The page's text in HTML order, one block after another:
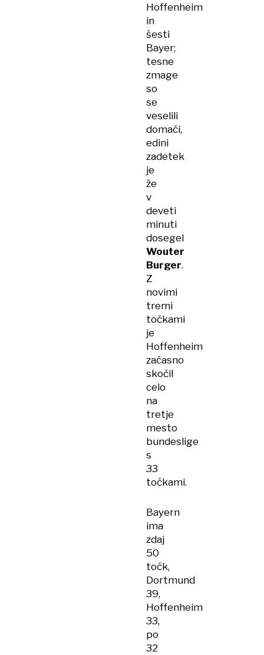
Hoffenheim
in
šesti
Bayer;
tesne
zmage
so
se
veselili
domači,
edini
zadetek
je
že
v
deveti
minuti
dosegel
Wouter
Burger.
Z
novimi
tremi
točkami
je
Hoffenheim
začasno
skočil
celo
na
tretje
mesto
bundeslige
s
33
točkami.
Bayern
ima
zdaj
50
točk,
Dortmund
39,
Hoffenheim
33,
po
32